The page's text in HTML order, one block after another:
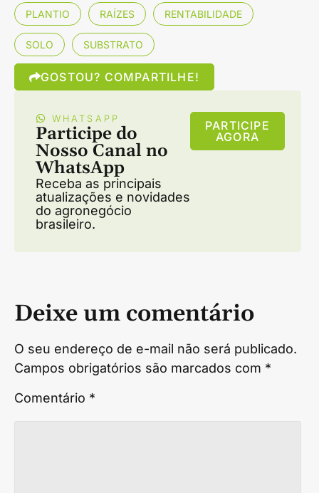
PLANTIO RAÍZES RENTABILIDADE
SOLO SUBSTRATO
GOSTOU? COMPARTILHE!
WHATSAPP
Participe do
Nosso Canal no
WhatsApp
Receba as principais
atualizações e novidades
do agronegócio
brasileiro.
PARTICIPE
AGORA
Deixe um comentário
O seu endereço de e-mail não será publicado.
Campos obrigatórios são marcados com *
Comentário *